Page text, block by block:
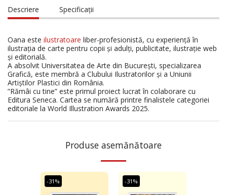
Descriere Specificații
Oana este ilustratoare liber-profesionistă, cu experiență în
ilustrația de carte pentru copii și adulți, publicitate, ilustrație web
și editorială.
A absolvit Universitatea de Arte din București, specializarea
Grafică, este membră a Clubului Ilustratorilor și a Uniunii
Artiștilor Plastici din România.
”Rămâi cu tine” este primul proiect lucrat în colaborare cu
Editura Seneca. Cartea se numără printre finalistele categoriei
editoriale la World Illustration Awards 2025.
Produse asemănătoare
-31% -31%